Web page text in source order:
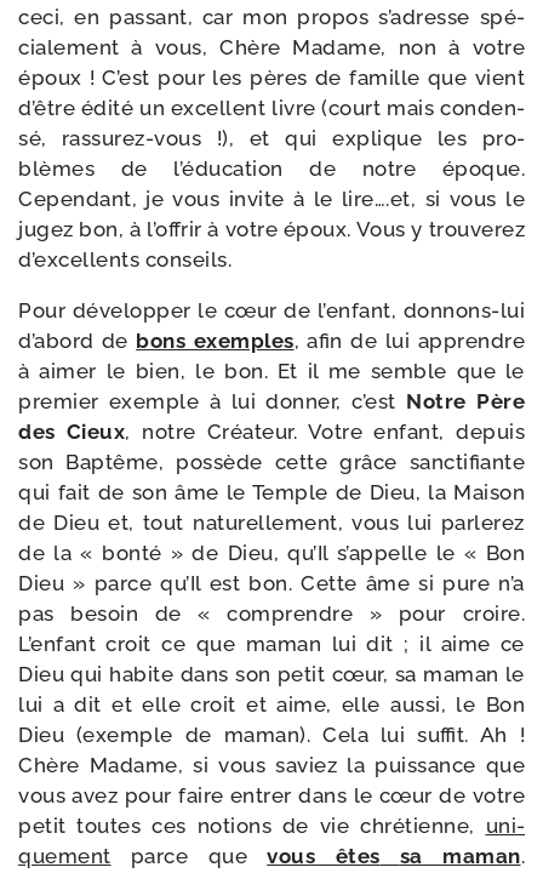
ceci, en pas­sant, car mon pro­pos s’a­dresse spé­
cia­le­ment à vous, Chère Madame, non à votre
époux ! C’est pour les pères de famille que vient
d’être édi­té un excellent livre (court mais conden­
sé, rassurez-​vous !), et qui explique les pro­
blèmes de l’é­du­ca­tion de notre époque.
Cependant, je vous invite à le lire….et, si vous le
jugez bon, à l’of­frir à votre époux. Vous y trou­ve­rez
d’ex­cel­lents conseils.
Pour déve­lop­per le cœur de l’en­fant, donnons-​lui
d’a­bord de bons exemples, afin de lui apprendre
à aimer le bien, le bon. Et il me semble que le
pre­mier exemple à lui don­ner, c’est Notre Père
des Cieux, notre Créateur. Votre enfant, depuis
son Baptême, pos­sède cette grâce sanc­ti­fiante
qui fait de son âme le Temple de Dieu, la Maison
de Dieu et, tout natu­rel­le­ment, vous lui par­le­rez
de la « bon­té » de Dieu, qu’Il s’ap­pelle le « Bon
Dieu » parce qu’Il est bon. Cette âme si pure n’a
pas besoin de « com­prendre » pour croire.
L’enfant croit ce que maman lui dit ; il aime ce
Dieu qui habite dans son petit cœur, sa maman le
lui a dit et elle croit et aime, elle aus­si, le Bon
Dieu (exemple de maman). Cela lui suf­fit. Ah !
Chère Madame, si vous saviez la puis­sance que
vous avez pour faire entrer dans le cœur de votre
petit toutes ces notions de vie chré­tienne, uni­
que­ment parce quevous êtes sa maman.